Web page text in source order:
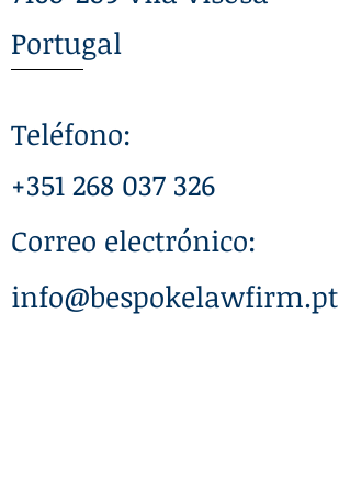
Portugal
Teléfono:
+351 268 037 326
Correo electrónico:
info@bespokelawfirm.pt